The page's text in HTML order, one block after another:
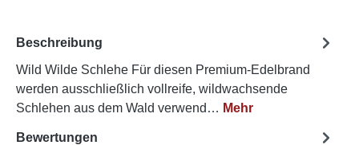
Beschreibung
Wild Wilde Schlehe Für diesen Premium-Edelbrand
werden ausschließlich vollreife, wildwachsende
Schlehen aus dem Wald verwend… Mehr
Bewertungen